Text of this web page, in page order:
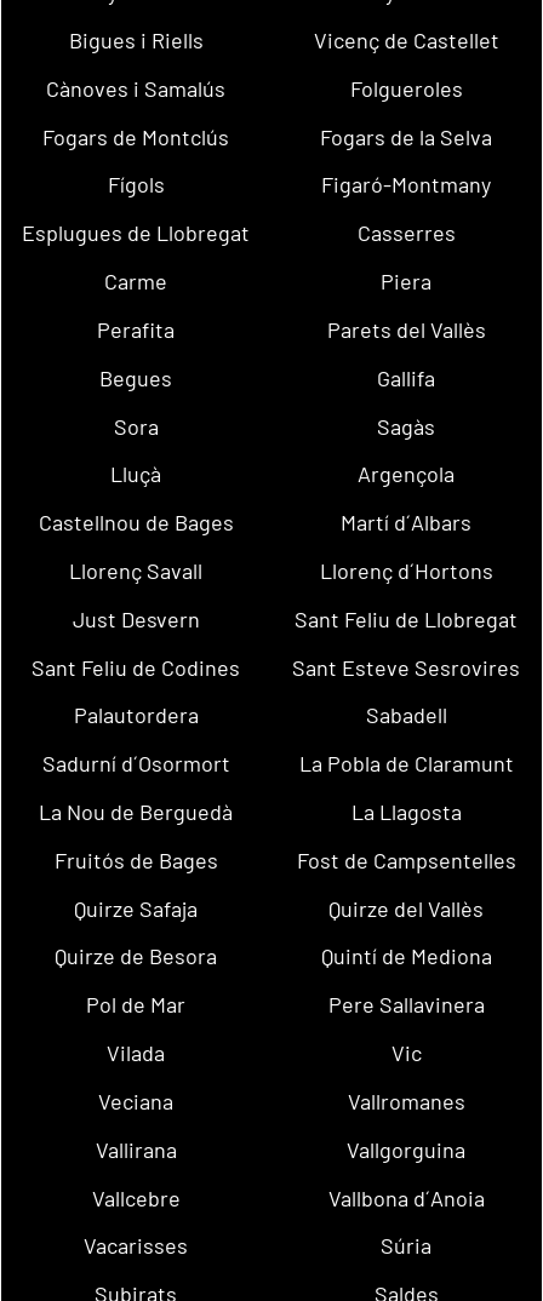
Bigues i Riells
Vicenç de Castellet
Cànoves i Samalús
Folgueroles
Fogars de Montclús
Fogars de la Selva
Fígols
Figaró-Montmany
Esplugues de Llobregat
Casserres
Carme
Piera
Perafita
Parets del Vallès
Begues
Gallifa
Sora
Sagàs
Lluçà
Argençola
Castellnou de Bages
Martí d´Albars
Llorenç Savall
Llorenç d´Hortons
Just Desvern
Sant Feliu de Llobregat
Sant Feliu de Codines
Sant Esteve Sesrovires
Palautordera
Sabadell
Sadurní d´Osormort
La Pobla de Claramunt
La Nou de Berguedà
La Llagosta
Fruitós de Bages
Fost de Campsentelles
Quirze Safaja
Quirze del Vallès
Quirze de Besora
Quintí de Mediona
Pol de Mar
Pere Sallavinera
Vilada
Vic
Veciana
Vallromanes
Vallirana
Vallgorguina
Vallcebre
Vallbona d´Anoia
Vacarisses
Súria
Subirats
Saldes